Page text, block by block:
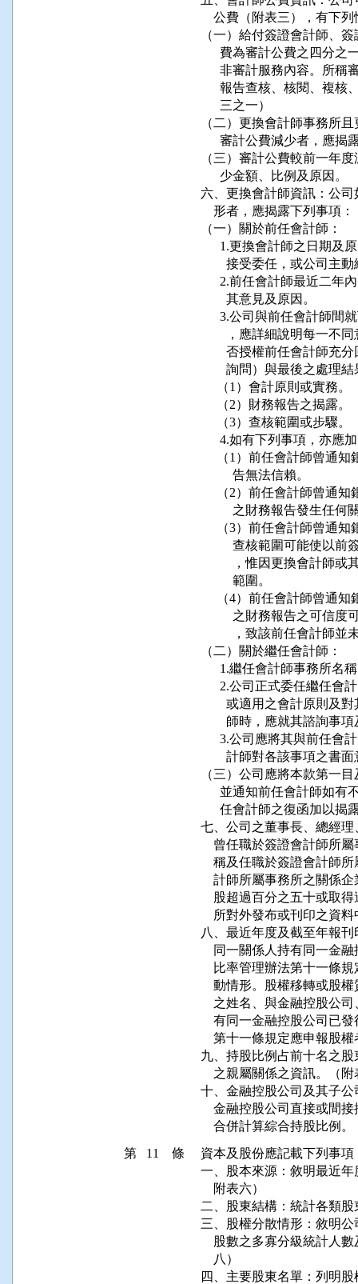
公費（附表三），有下
（一）給付簽證會計師、
費為審計公費之四分
非審計服務內容。所
報告查核、核閱、複
      三之一）
（二）更換會計師事務所
審計公費減少者，應
（三）審計公費較前一年
      少金額、比例及原因。
六、更換會計師資訊：公
形者，應揭露下列事項
（一）關於前任會計師：
1.更換會計師之日期
接受委任，或公司
2.前任會計師最近二
        其意見及原因。
3.公司與前任會計師
，應詳細說明每一
否授權前任會計師
詢問）與最後之處理
     （1）會計原則或實務。
     （2）財務報告之揭露。
     （3）查核範圍或步驟。
4.如有下列事項，亦應
（1）前任會計師曾通
          告無法信賴。
（2）前任會計師曾通
之財務報告發生任何
（3）前任會計師曾通
查核範圍可能使
，惟因更換會計
          範圍。
（4）前任會計師曾通
之財務報告之可
，致該前任會計師
（二）關於繼任會計師：
1.繼任會計師事務所
2.公司正式委任繼任
或適用之會計原則
師時，應就其諮詢事
3.公司應將其與前任
計師對各該事項之書
（三）公司應將本款第一
並通知前任會計師如
任會計師之復函加以揭
七、公司之董事長、總經
曾任職於簽證會計師所
稱及任職於簽證會計師
計師所屬事務所之關係
股超過百分之五十或取
所對外發布或刊印之資
八、最近年度及截至年報
同一關係人持有同一金
比率管理辦法第十一條
動情形。股權移轉或股
之姓名、與金融控股公
有同一金融控股公司已
第十一條規定應申報股
九、持股比例占前十名之
之親屬關係之資訊。（
十、金融控股公司及其子
金融控股公司直接或間
合併計算綜合持股比例
第 11 條
資本及股份應記載下列事項
一、股本來源：敘明最近
    附表六）
二、股東結構：統計各類
三、股權分散情形：敘明
股數之多寡分級統計人
    八）
四、主要股東名單：列明